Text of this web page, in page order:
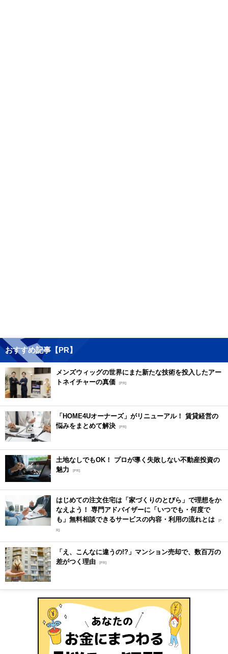
おすすめ記事【PR】
メンズウィッグの世界にまた新たな技術を投入したアー
トネイチャーの真価 [PR]
「HOME4Uオーナーズ」がリニューアル！ 賃貸経営の
悩みをまとめて解決 [PR]
土地なしでもOK！ プロが導く失敗しない不動産投資の
魅力
[PR]
はじめての注文住宅は「家づくりのとびら」で理想をか
なえよう！ 専門アドバイザーに「いつでも・何度で
も」無料相談できるサービスの内容・利用の流れとは [P
R]
「え、こんなに違うの!?」マンション売却で、数百万の
差がつく理由 [PR]